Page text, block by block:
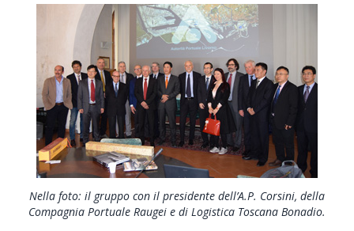
Nella foto: il gruppo con il presidente dell’A.P. Corsini, della
Compagnia Portuale Raugei e di Logistica Toscana Bonadio.